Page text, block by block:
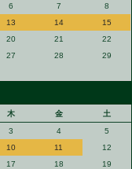
6 7
8
13 14
15
20 21
22
27 28
29
木 金
土
3 4
5
10 11
12
17 18
19